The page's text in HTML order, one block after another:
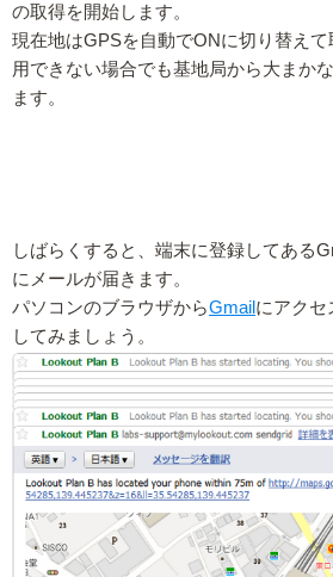
の取得を開始します。
現在地はGPSを自動でONに切り替えて
用できない場合でも基地局から大まか
ます。
しばらくすると、端末に登録してある
にメールが届きます。
パソコンのブラウザからGmail にアクセ
してみましょう。